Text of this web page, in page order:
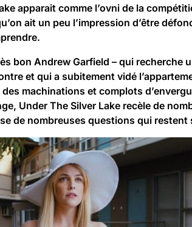
apparait comme l’ovni de la
ait un peu l’impression d’être
bon Andrew Garfield – qui recherche
et qui a subitement vidé
machinations et complots
Under The Silver Lake recèle de
de nombreuses questions qui restent